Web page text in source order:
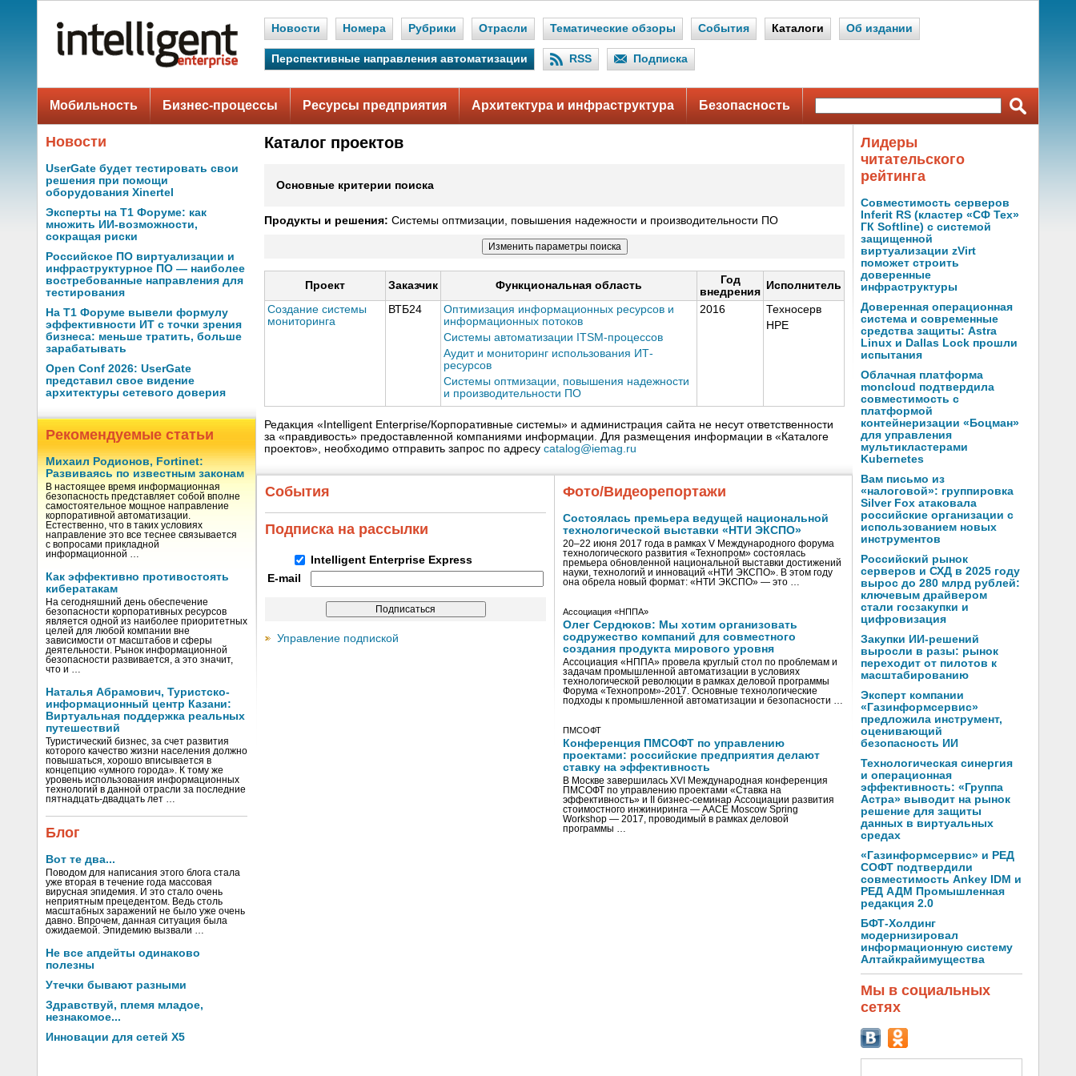
Новости Номера Рубрики Отрасли Тематические обзоры События Каталоги Об издании
Перспективные направления автоматизации RSS Подписка
Мобильность Бизнес-процессы Ресурсы предприятия Архитектура и инфраструктура Безопасность
Новости
UserGate будет тестировать свои
решения при помощи
оборудования Xinertel
Эксперты на Т1 Форуме: как
множить ИИ-возможности,
сокращая риски
Российское ПО виртуализации и
инфраструктурное ПО — наиболее
востребованные направления для
тестирования
На Т1 Форуме вывели формулу
эффективности ИТ с точки зрения
бизнеса: меньше тратить, больше
зарабатывать
Open Conf 2026: UserGate
представил свое видение
архитектуры сетевого доверия
Рекомендуемые статьи
Михаил Родионов, Fortinet:
Развиваясь по известным законам
В настоящее время информационная
безопасность представляет собой вполне
самостоятельное мощное направление
корпоративной автоматизации.
Естественно, что в таких условиях
направление это все теснее связывается
с вопросами прикладной
информационной …
Как эффективно противостоять
кибератакам
На сегодняшний день обеспечение
безопасности корпоративных ресурсов
является одной из наиболее приоритетных
целей для любой компании вне
зависимости от масштабов и сферы
деятельности. Рынок информационной
безопасности развивается, а это значит,
что и …
Наталья Абрамович, Туристско-
информационный центр Казани:
Виртуальная поддержка реальных
путешествий
Туристический бизнес, за счет развития
которого качество жизни населения должно
повышаться, хорошо вписывается в
концепцию «умного города». К тому же
уровень использования информационных
технологий в данной отрасли за последние
пятнадцать-двадцать лет …
Блог
Вот те два...
Поводом для написания этого блога стала
уже вторая в течение года массовая
вирусная эпидемия. И это стало очень
неприятным прецедентом. Ведь столь
масштабных заражений не было уже очень
давно. Впрочем, данная ситуация была
ожидаемой. Эпидемию вызвали …
Не все апдейты одинаково
полезны
Утечки бывают разными
Здравствуй, племя младое,
незнакомое...
Инновации для сетей X5
Каталог проектов
Основные критерии поиска
Продукты и решения: Системы оптмизации, повышения надежности и производительности ПО
Проект Заказчик Функциональная область
Год
внедрения
Исполнитель
Создание системы
мониторинга
ВТБ24
Оптимизация информационных ресурсов и
информационных потоков
Системы автоматизации ITSM-процессов
Аудит и мониторинг использования ИТ-
ресурсов
Системы оптмизации, повышения надежности
и производительности ПО
2016
Техносерв
HPE
Редакция «Intelligent Enterprise/Корпоративные системы» и администрация сайта не несут ответственности
за «правдивость» предоставленной компаниями информации. Для размещения информации в «Каталоге
проектов», необходимо отправить запрос по адресу catalog@iemag.ru
События
Подписка на рассылки
Intelligent Enterprise Express
E-mail
Управление подпиской
Фото/Видеорепортажи
Состоялась премьера ведущей национальной
технологической выставки «НТИ ЭКСПО»
20–22 июня 2017 года в рамках V Международного форума
технологического развития «Технопром» состоялась
премьера обновленной национальной выставки достижений
науки, технологий и инноваций «НТИ ЭКСПО». В этом году
она обрела новый формат: «НТИ ЭКСПО» — это …
Ассоциация «НППА»
Олег Сердюков: Мы хотим организовать
содружество компаний для совместного
создания продукта мирового уровня
Ассоциация «НППА» провела круглый стол по проблемам и
задачам промышленной автоматизации в условиях
технологической революции в рамках деловой программы
Форума «Технопром»-2017. Основные технологические
подходы к промышленной автоматизации и безопасности …
ПМСОФТ
Конференция ПМСОФТ по управлению
проектами: российские предприятия делают
ставку на эффективность
В Москве завершилась XVI Международная конференция
ПМСОФТ по управлению проектами «Ставка на
эффективность» и II бизнес-семинар Ассоциации развития
стоимостного инжиниринга — AACE Moscow Spring
Workshop — 2017, проводимый в рамках деловой
программы …
Лидеры
читательского
рейтинга
Совместимость серверов
Inferit RS (кластер «СФ Тех»
ГК Softline) с системой
защищенной
виртуализации zVirt
поможет строить
доверенные
инфраструктуры
Доверенная операционная
система и современные
средства защиты: Astra
Linux и Dallas Lock прошли
испытания
Облачная платформа
moncloud подтвердила
совместимость с
платформой
контейнеризации «Боцман»
для управления
мультикластерами
Kubernetes
Вам письмо из
«налоговой»: группировка
Silver Fox атаковала
российские организации с
использованием новых
инструментов
Российский рынок
серверов и СХД в 2025 году
вырос до 280 млрд рублей:
ключевым драйвером
стали госзакупки и
цифровизация
Закупки ИИ-решений
выросли в разы: рынок
переходит от пилотов к
масштабированию
Эксперт компании
«Газинформсервис»
предложила инструмент,
оценивающий
безопасность ИИ
Технологическая синергия
и операционная
эффективность: «Группа
Астра» выводит на рынок
решение для защиты
данных в виртуальных
средах
«Газинформсервис» и РЕД
СОФТ подтвердили
совместимость Ankey IDM и
РЕД АДМ Промышленная
редакция 2.0
БФТ-Холдинг
модернизировал
информационную систему
Алтайкрайимущества
Мы в социальных
сетях